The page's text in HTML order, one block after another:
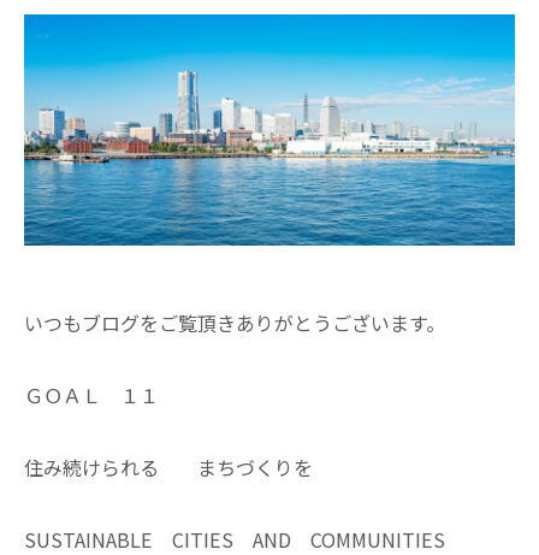
いつもブログをご覧頂きありがとうございます。
ＧＯＡＬ １１
住み続けられる まちづくりを
SUSTAINABLE CITIES AND COMMUNITIES